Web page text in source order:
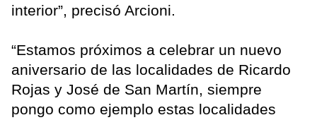
interior”, precisó Arcioni.
“Estamos próximos a celebrar un nuevo
aniversario de las localidades de Ricardo
Rojas y José de San Martín, siempre
pongo como ejemplo estas localidades